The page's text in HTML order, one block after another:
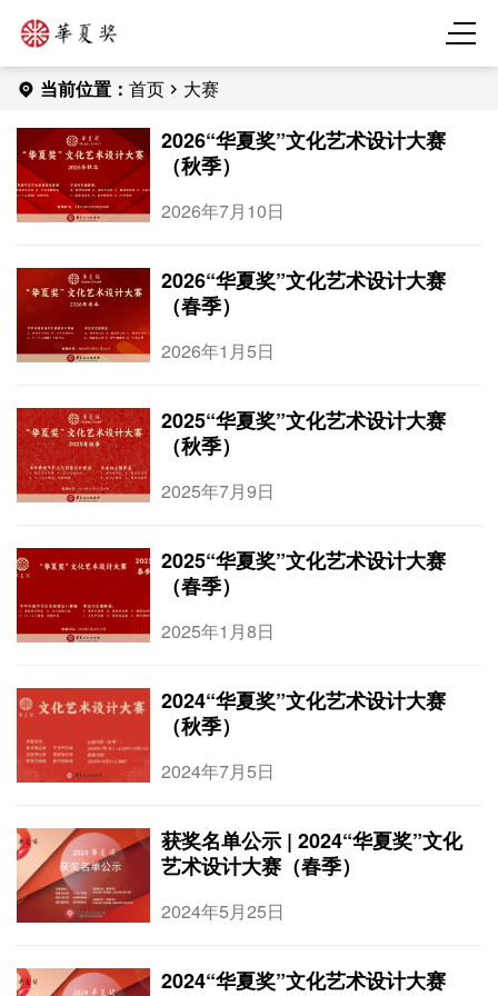
当前位置： 首页 大赛
2026“华夏奖”文化艺术设计大赛
（秋季）
2026年7月10日
2026“华夏奖”文化艺术设计大赛
（春季）
2026年1月5日
2025“华夏奖”文化艺术设计大赛
（秋季）
2025年7月9日
2025“华夏奖”文化艺术设计大赛
（春季）
2025年1月8日
2024“华夏奖”文化艺术设计大赛
（秋季）
2024年7月5日
获奖名单公示 | 2024“华夏奖”文化
艺术设计大赛（春季）
2024年5月25日
2024“华夏奖”文化艺术设计大赛